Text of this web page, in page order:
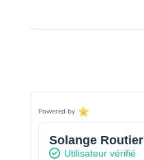
Powered by
Solange Routier
Utilisateur vérifié